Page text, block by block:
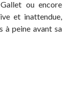
ou encore
et inattendue,
à peine avant sa